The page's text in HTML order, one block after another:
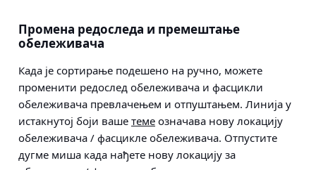
Промена редоследа и премештање
обележивача
Када је сортирање подешено на ручно, можете
променити редослед обележивача и фасцикли
обележивача превлачењем и отпуштањем. Линија у
истакнутој боји ваше теме означава нову локацију
обележивача / фасцикле обележивача. Отпустите
дугме миша када нађете нову локацију за